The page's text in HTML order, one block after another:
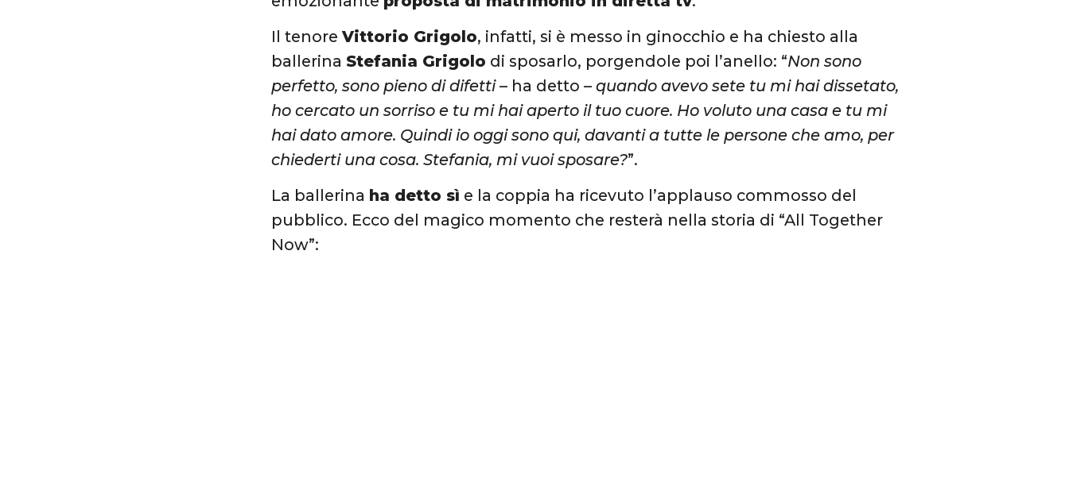
Il tenoreVittorio Grigolo, infatti, si è messo in ginocchio e ha chiesto alla
ballerina Stefania Grigolo di sposarlo, porgendole poi l’anello: “Non sono
perfetto, sono pieno di difetti– ha detto –quando avevo sete tu mi hai dissetato,
ho cercato un sorriso e tu mi hai aperto il tuo cuore. Ho voluto una casa e tu mi
hai dato amore. Quindi io oggi sono qui, davanti a tutte le persone che amo, per
chiederti una cosa. Stefania, mi vuoi sposare?”.
La ballerina ha detto sì e la coppia ha ricevuto l’applauso commosso del
pubblico. Ecco del magico momento che resterà nella storia di “All Together
Now”: